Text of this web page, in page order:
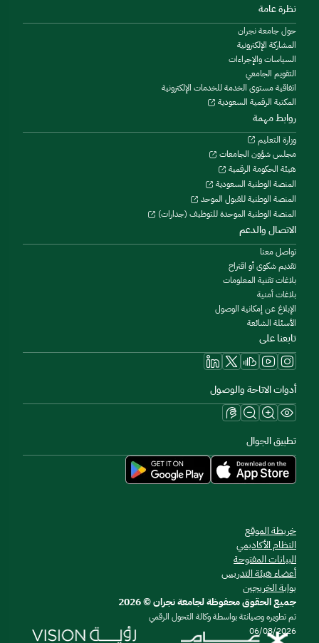
نظرة عامة
حول جامعة نجران
المشاركة الإلكترونية
السياسات والإجراءات
التقويم الجامعي
اتفاقية مستوى الخدمة للخدمات الإلكترونية
المكتبة الرقمية السعودية
روابط مهمة
وزارة التعليم
مجلس شؤون الجامعات
هيئة الحكومة الرقمية
المنصة الوطنية السعودية
المنصة الوطنية للقبول الموحد
المنصة الوطنية الموحدة للتوظيف (جدارات)
الاتصال والدعم
تواصل معنا
تقديم شكوى أو اقتراح
بلاغات تقنية المعلومات
بلاغات أمنية
الإبلاغ عن إمكانية الوصول
الأسئلة الشائعة
تابعنا على
أدوات الاتاحة والوصول
تطبيق الجوال
خريطة الموقع
النظام الأكاديمي
البيانات المفتوحة
أعضاء هيئة التدريس
بوابة الخريجين
جميع الحقوق محفوظة لجامعة نجران © 2026
تم تطويره وصيانتة بواسطة وكالة التحول الرقمي
06/08/2026